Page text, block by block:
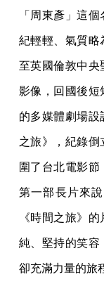
「周東彥」這
紀輕輕、氣質略
至英國倫敦中央
影像，回國後短
的多媒體劇場設
之旅》，紀錄倒
圍了台北電影節
第一部長片來
《時間之旅》
純、堅持的笑容
卻充滿力量的旅